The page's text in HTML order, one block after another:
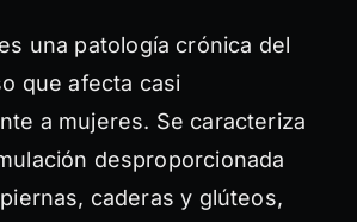
es una patología crónica del
que afecta casi
a mujeres. Se caracteriza
desproporcionada
caderas y glúteos,